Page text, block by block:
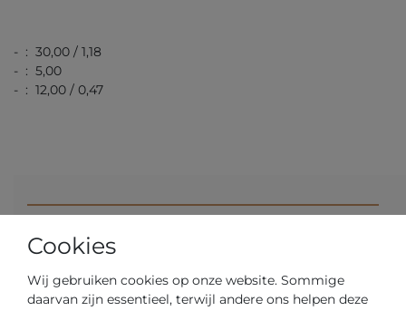
- : 30,00 / 1,18
- : 5,00
- : 12,00 / 0,47
€ 169,00*
Cookies
Wij gebruiken cookies op onze website. Sommige
daarvan zijn essentieel, terwijl andere ons helpen deze